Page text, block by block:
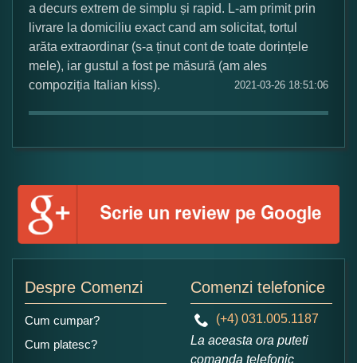
Adaugati o parere despre acest produs:
Ce nota acordati acestui produs?
Nu tocmai bun
Copiati alaturi numarul din imagine:
a decurs extrem de simplu și rapid. L-am primit prin
livrare la domiciliu exact cand am solicitat, tortul
arăta extraordinar (s-a ținut cont de toate dorințele
mele), iar gustul a fost pe măsură (am ales
compoziția Italian kiss).
2021-03-26 18:51:06
Despre Comenzi
Cum cumpar?
Cum platesc?
Comenzi telefonice
(+4) 031.005.1187
La aceasta ora puteti
comanda telefonic